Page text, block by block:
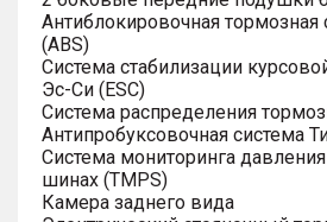
Антиблокировочная
(ABS)
Система стабилизации
Эс-Си (ESC)
Система распределения
Антипробуксовочная система
Система мониторинга
шинах (TMPS)
Камера заднего вида